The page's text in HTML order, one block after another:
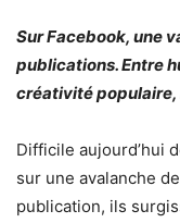
Sur Facebook, une
publications. Entre
créativité populaire,
Difficile aujourd’hui
sur une avalanche
publication, ils